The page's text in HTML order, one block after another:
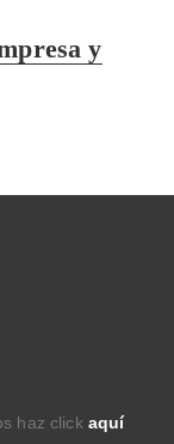
y
haz click aquí